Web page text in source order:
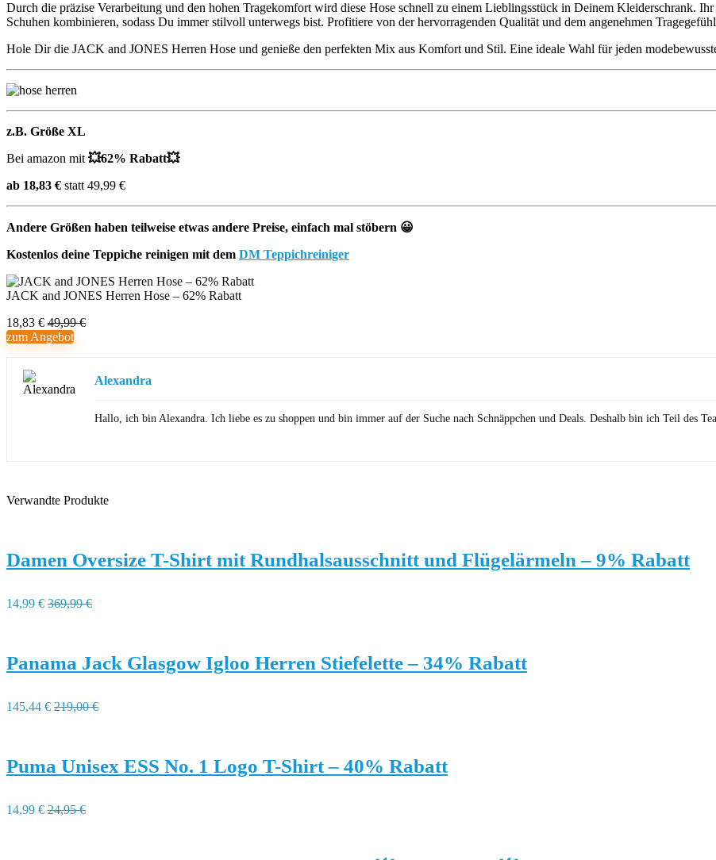
Durch die präzise Verarbeitung und den hohen Tragekomfort wird diese Hose schnell zu einem Lieblingsstück in Deinem Kleiderschrank.
Schuhen kombinieren, sodass Du immer stilvoll unterwegs bist. Profitiere von der hervorragenden Qualität und dem angenehmen
Hole Dir die JACK and JONES Herren Hose und genieße den perfekten Mix aus Komfort und Stil. Eine ideale Wahl für jeden
z.B. Größe XL
Bei amazon mit 💥62% Rabatt💥
ab 18,83 € statt 49,99 €
Andere Größen haben teilweise etwas andere Preise, einfach mal stöbern 😀
Kostenlos deine Teppiche reinigen mit dem DM Teppichreiniger
JACK and JONES Herren Hose – 62% Rabatt
18,83 € 49,99 €
zum Angebot
Alexandra
Hallo, ich bin Alexandra. Ich liebe es zu shoppen und bin immer auf der Suche nach Schnäppchen und Deals. Deshalb bin ich Teil des
Verwandte Produkte
Damen Oversize T-Shirt mit Rundhalsausschnitt und Flügelärmeln – 9% Rabatt
14,99 € 369,99 €
Panama Jack Glasgow Igloo Herren Stiefelette – 34% Rabatt
145,44 € 219,00 €
Puma Unisex ESS No. 1 Logo T-Shirt – 40% Rabatt
14,99 € 24,95 €